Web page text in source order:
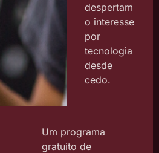
despertam
o interesse
por
tecnologia
desde
cedo.
Um programa
gratuito de